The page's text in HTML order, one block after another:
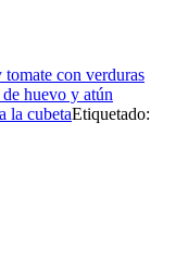
con verduras
huevo y atún
la cubetaEtiquetado: